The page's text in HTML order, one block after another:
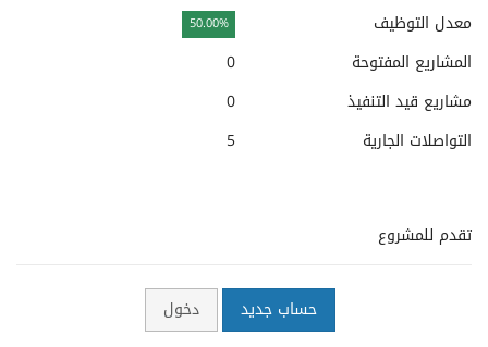
معدل التوظيف
50.00%
المشاريع المفتوحة
0
مشاريع قيد التنفيذ
0
التواصلات الجارية
5
تقدم للمشروع
حساب جديد دخول